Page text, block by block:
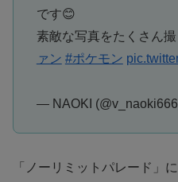
です😊
素敵な写真をたくさん撮
ァン #ポケモン
— NAOKI
「ノーリミットパレード」